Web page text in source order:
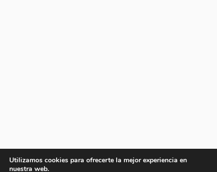
Utilizamos cookies para ofrecerte la mejor experiencia en
nuestra web.